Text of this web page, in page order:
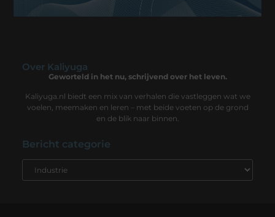
Over Kaliyuga
Geworteld in het nu, schrijvend over het leven.
Kaliyuga.nl biedt een mix van verhalen die vastleggen wat we
voelen, meemaken en leren – met beide voeten op de grond
en de blik naar binnen.
Bericht categorie